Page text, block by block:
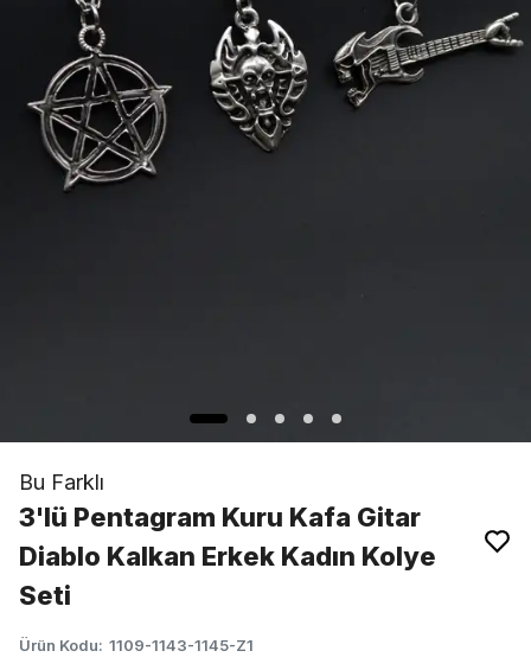
Bu Farklı
3'lü Pentagram Kuru Kafa Gitar
Diablo Kalkan Erkek Kadın Kolye
Seti
Ürün Kodu: 1109-1143-1145-Z1